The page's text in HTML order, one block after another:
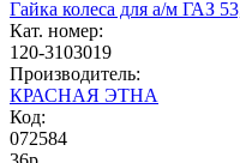
Гайка колеса для а/м ГАЗ
Кат. номер:
120-3103019
Производитель:
КРАСНАЯ ЭТНА
Код:
072584